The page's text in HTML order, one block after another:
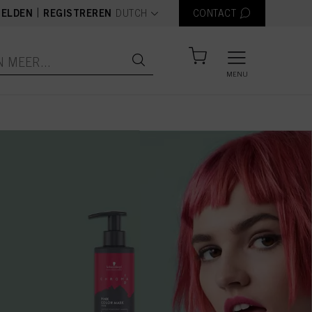
REGISTREREN text.language
DUTCH CONTACT
MENU